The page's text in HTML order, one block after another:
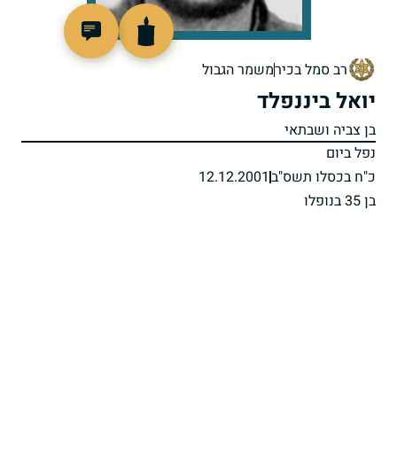
רב סמל בכירמשמר הגבול
יואל ביננפלד
בן צביה ושבתאי
נפל ביום
כ"ח בכסלו תשס"ב 12.12.2001
בן 35 בנופלו